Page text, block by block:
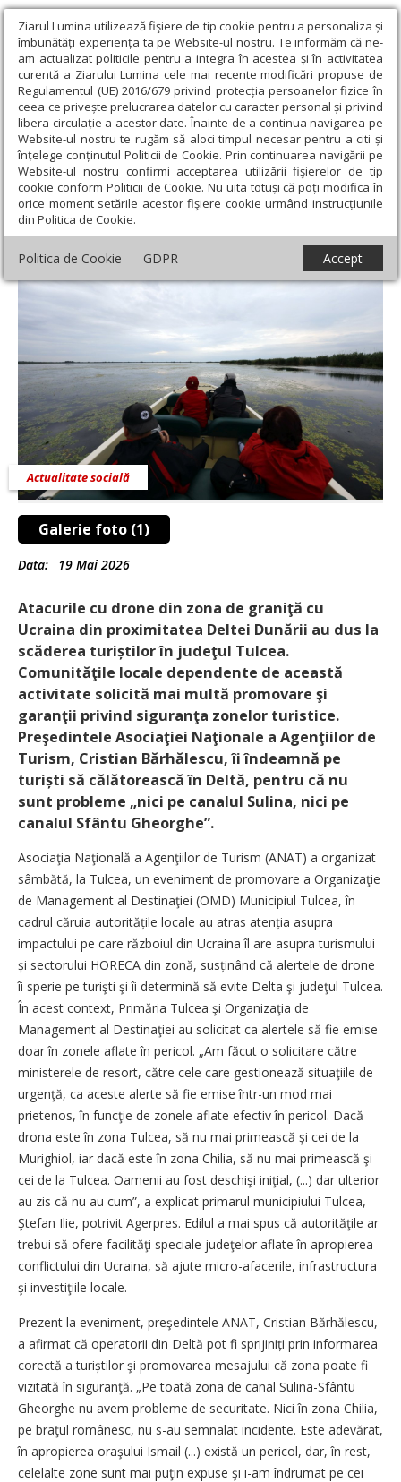
Ziarul Lumina utilizează fişiere de tip cookie pentru a personaliza și
îmbunătăți experiența ta pe Website-ul nostru. Te informăm că ne-
am actualizat politicile pentru a integra în acestea și în activitatea
curentă a Ziarului Lumina cele mai recente modificări propuse de
Regulamentul (UE) 2016/679 privind protecția persoanelor fizice în
ceea ce privește prelucrarea datelor cu caracter personal și privind
libera circulație a acestor date. Înainte de a continua navigarea pe
Website-ul nostru te rugăm să aloci timpul necesar pentru a citi și
înțelege conținutul Politicii de Cookie. Prin continuarea navigării pe
Website-ul nostru confirmi acceptarea utilizării fişierelor de tip
cookie conform Politicii de Cookie. Nu uita totuși că poți modifica în
orice moment setările acestor fişiere cookie urmând instrucțiunile
din Politica de Cookie.
Politica de Cookie GDPR Accept
Ziarul Lumina › Societate › Actualitate socială › ANAT: Delta
Dunării este sigură pentru turiști
ANAT: Delta Dunării este sigură pentru
turiști
Galerie foto (1)
Actualitate socială
Data: 19 Mai 2026
Atacurile cu drone din zona de graniţă cu
Ucraina din proximitatea Deltei Dunării au dus la
scăderea turiștilor în judeţul Tulcea.
Comunităţile locale dependente de această
activitate solicită mai multă promovare şi
garanţii privind siguranţa zonelor turistice.
Preşedintele Asociaţiei Naţionale a Agenţiilor de
Turism, Cristian Bărhălescu, îi îndeamnă pe
turiști să călătorească în Deltă, pentru că nu
sunt probleme „nici pe canalul Sulina, nici pe
canalul Sfântu Gheorghe”.
Asociaţia Naţională a Agenţiilor de Turism (ANAT) a organizat
sâmbătă, la Tulcea, un eveniment de promovare a Organizaţie
de Management al Destinaţiei (OMD) Municipiul Tulcea, în
cadrul căruia autoritățile locale au atras atenția asupra
impactului pe care războiul din Ucraina îl are asupra turismului
și sectorului HORECA din zonă, susținând că alertele de drone
îi sperie pe turişti şi îi determină să evite Delta şi judeţul Tulcea.
În acest context, Primăria Tulcea şi Organizaţia de
Management al Destinaţiei au solicitat ca alertele să fie emise
doar în zonele aflate în pericol. „Am făcut o solicitare către
ministerele de resort, către cele care gestionează situaţiile de
urgenţă, ca aceste alerte să fie emise într-un mod mai
prietenos, în funcţie de zonele aflate efectiv în pericol. Dacă
drona este în zona Tulcea, să nu mai primească şi cei de la
Murighiol, iar dacă este în zona Chilia, să nu mai primească şi
cei de la Tulcea. Oamenii au fost deschişi iniţial, (...) dar ulterior
au zis că nu au cum”, a explicat primarul municipiului Tulcea,
Ştefan Ilie, potrivit Agerpres. Edilul a mai spus că autorităţile ar
trebui să ofere facilităţi speciale judeţelor aflate în apropierea
conflictului din Ucraina, să ajute micro-afacerile, infrastructura
şi investiţiile locale.
Prezent la eveniment, preşedintele ANAT, Cristian Bărhălescu,
a afirmat că operatorii din Deltă pot fi sprijiniți prin informarea
corectă a turiștilor şi promovarea mesajului că zona poate fi
vizitată în siguranţă. „Pe toată zona de canal Sulina-Sfântu
Gheor­ghe nu avem probleme de securitate. Nici în zona Chilia,
pe braţul românesc, nu s-au semnalat incidente. Este adevărat,
în apropierea oraşului Ismail (...) există un pericol, dar, în rest,
celelalte zone sunt mai puţin expuse şi i-am îndrumat pe cei